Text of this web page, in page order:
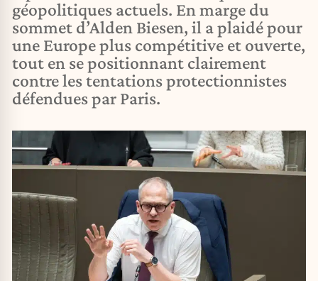
géopolitiques actuels. En marge du
sommet d’Alden Biesen, il a plaidé pour
une Europe plus compétitive et ouverte,
tout en se positionnant clairement
contre les tentations protectionnistes
défendues par Paris.